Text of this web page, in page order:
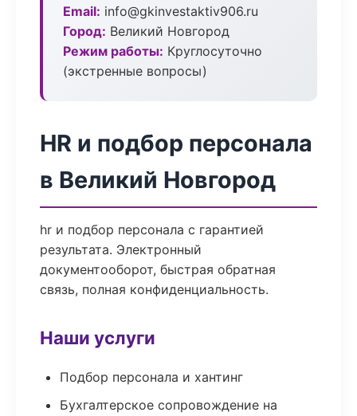
Email: info@gkinvestaktiv906.ru
Город: Великий Новгород
Режим работы: Круглосуточно
(экстренные вопросы)
HR и подбор персонала
в Великий Новгород
hr и подбор персонала с гарантией
результата. Электронный
документооборот, быстрая обратная
связь, полная конфиденциальность.
Наши услуги
Подбор персонала и хантинг
Бухгалтерское сопровождение на